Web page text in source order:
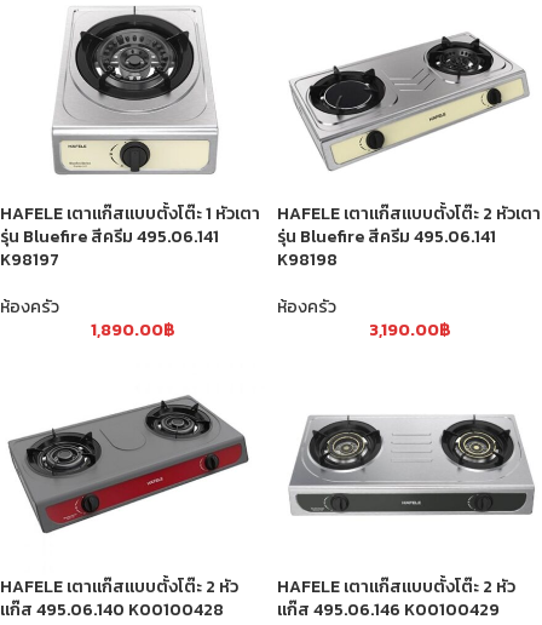
HAFELE เตาแก๊สแบบตั้งโต๊ะ 1 หัวเตา
รุ่น Bluefire สีครีม 495.06.141
K98197
ห้องครัว
1,890.00฿
HAFELE เตาแก๊สแบบตั้งโต๊ะ 2 หัวเตา
รุ่น Bluefire สีครีม 495.06.141
K98198
ห้องครัว
3,190.00฿
HAFELE เตาแก๊สแบบตั้งโต๊ะ 2 หัว
แก๊ส 495.06.140 K00100428
HAFELE เตาแก๊สแบบตั้งโต๊ะ 2 หัว
แก๊ส 495.06.146 K00100429